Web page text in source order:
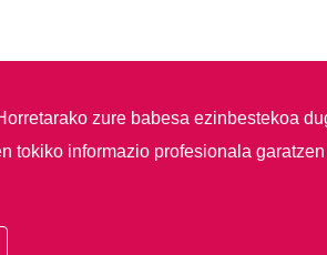
zure babesa ezinbestekoa
tokiko informazio profesionala garatzen